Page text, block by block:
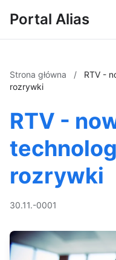
Portal Alias
Strona główna /
RTV -
rozrywki
RTV -
rozrywki
30.11.-0001